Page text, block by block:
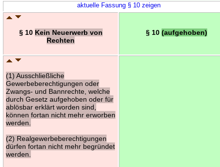
aktuelle Fassung § 10 zeigen
§ 10 Kein Neuerwerb von
Rechten
§ 10(aufgehoben)
(1) Ausschließliche
Gewerbeberechtigungen oder
Zwangs- und Bannrechte, welche
durch Gesetz aufgehoben oder für
ablösbar erklärt worden sind,
können fortan nicht mehr erworben
werden.
(2) Realgewerbeberechtigungen
dürfen fortan nicht mehr begründet
werden.